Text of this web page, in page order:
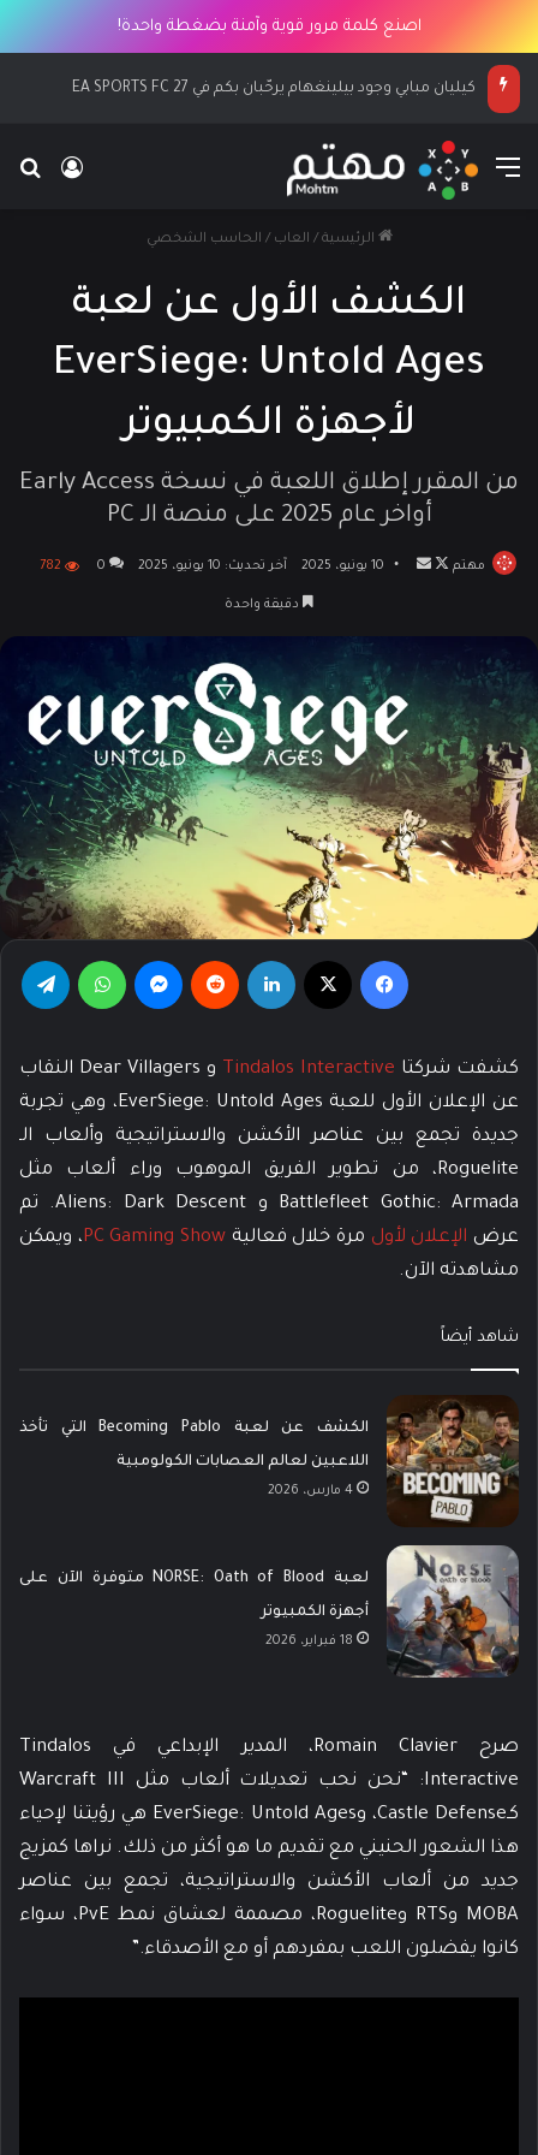
اصنع كلمة مرور قوية وآمنة بضغطة واحدة!
الكشف عن كيليان مبابي نجماً لغلاف EA SPORTS FC 27
القائمة
الرئيسية / العاب / الحاسب الشخصي
الكشف الأول عن لعبة
EverSiege: Untold Ages
لأجهزة الكمبيوتر
من المقرر إطلاق اللعبة في نسخة Early Access
أواخر عام 2025 على منصة الـ PC
مهتم
تابع أرسل 10 يونيو، 2025 آخر تحديث: 10 يونيو، 2025 0
782
دقيقة واحدة
كشفت شركتا Tindalos Interactive
و Dear Villagers النقاب
عن الإعلان الأول للعبة EverSiege: Untold Ages، وهي تجربة
جديدة تجمع بين عناصر الأكشن والاستراتيجية وألعاب الـ
Roguelite، من تطوير الفريق الموهوب وراء ألعاب مثل
Battlefleet Gothic: Armada و Aliens: Dark Descent. تم
عرض الإعلان لأول مرة خلال فعالية PC Gaming Show، ويمكن
مشاهدته الآن.
شاهد أيضاً
الكشف عن لعبة Becoming Pablo التي تأخذ
اللاعبين لعالم العصابات الكولومبية
4 مارس، 2026
لعبة NORSE: Oath of Blood متوفرة الآن على
أجهزة الكمبيوتر
18 فبراير، 2026
صرح Romain Clavier، المدير الإبداعي في Tindalos
Interactive: “نحن نحب تعديلات ألعاب مثل Warcraft III
كـCastle Defense، وEverSiege: Untold Ages هي رؤيتنا لإحياء
هذا الشعور الحنيني مع تقديم ما هو أكثر من ذلك. نراها كمزيج
جديد من ألعاب الأكشن والاستراتيجية، تجمع بين عناصر
MOBA وRTS وRoguelite، مصممة لعشاق نمط PvE، سواء
كانوا يفضلون اللعب بمفردهم أو مع الأصدقاء.”